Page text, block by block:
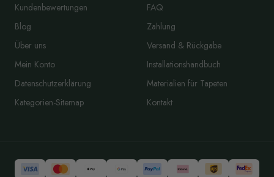
Kundenbewertungen
Blog
Über uns
Mein Konto
Datenschutzerklärung
Kategorien-Sitemap
FAQ
Zahlung
Versand & Rückgabe
Installationshandbuch
Materialien für Tapeten
Kontakt